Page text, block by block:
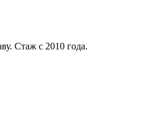
Стаж с 2010 года.